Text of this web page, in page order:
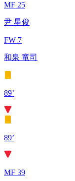
MF 25
尹 星俊
FW 7
和泉 竜司
89’
89’
MF 39